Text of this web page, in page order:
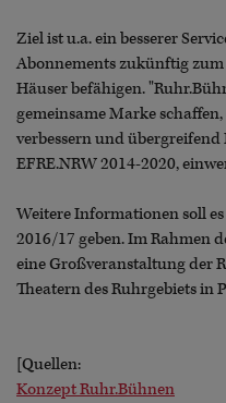
Ziel ist u.a. ein besserer
Abonnements zukünftig
Häuser befähigen.
gemeinsame Marke
verbessern und
EFRE.NRW 2014-2020,
Weitere Informationen soll
2016/17 geben. Im Rahmen
eine Großveranstaltung der
Theatern des Ruhrgebiets in
[Quellen:
Konzept Ruhr.Bühnen